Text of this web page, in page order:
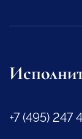
+7 (495) 247